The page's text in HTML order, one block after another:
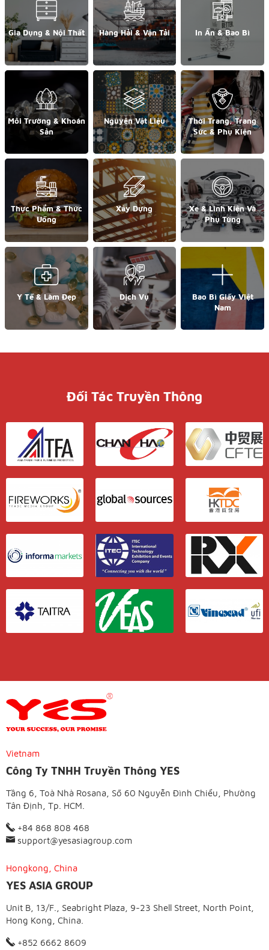
Gia Dụng & Nội Thất Hàng Hải & Vận Tải In Ấn & Bao Bì
Môi Trường & Khoán
Sản
Nguyên Vật Liệu
Thời Trang, Trang
Sức & Phụ Kiện
Thực Phẩm & Thức
Uống
Xây Dựng
Xe & Linh Kiện Và
Phụ Tùng
Y Tế & Làm Đẹp Dịch Vụ
Bao Bì Giấy Việt
Nam
Đối Tác Truyền Thông
Vietnam
Công Ty TNHH Truyền Thông YES
Tầng 6, Toà Nhà Rosana, Số 60 Nguyễn Đình Chiểu, Phường
Tân Định, Tp. HCM.
+84 868 808 468
support@yesasiagroup.com
Hongkong, China
YES ASIA GROUP
Unit B, 13/F., Seabright Plaza, 9-23 Shell Street, North Point,
Hong Kong, China.
+852 6662 8609